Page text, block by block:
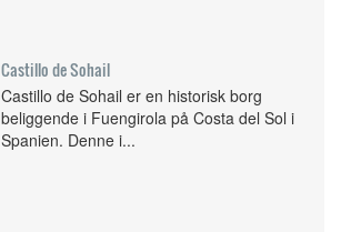
Castillo de Sohail
Castillo de Sohail er en historisk borg
beliggende i Fuengirola på Costa del Sol i
Spanien. Denne i...